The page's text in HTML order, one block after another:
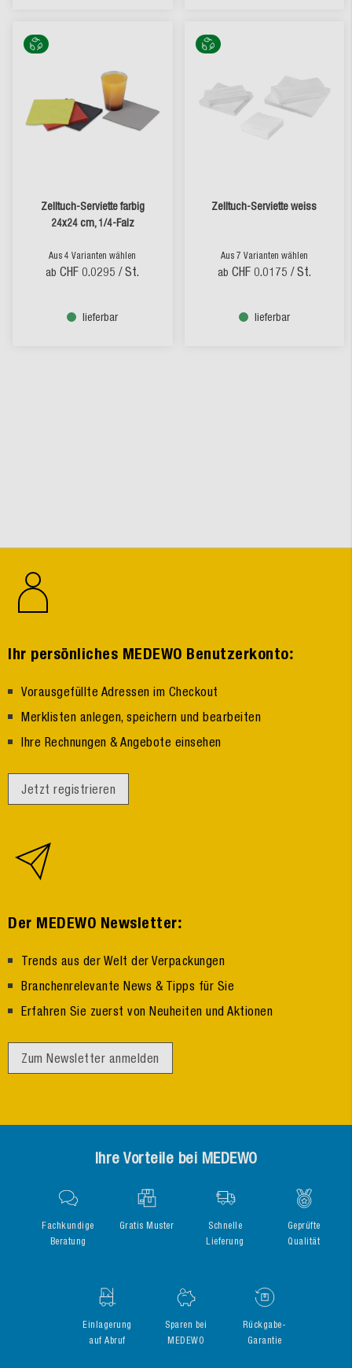
Zelltuch-Serviette farbig
24x24 cm, 1/4-Falz
Aus 4 Varianten wählen
ab CHF 0.0295 / St.
lieferbar
Zelltuch-Serviette weiss
Aus 7 Varianten wählen
ab CHF 0.0175 / St.
lieferbar
Ihr persönliches MEDEWO Benutzerkonto:
Vorausgefüllte Adressen im Checkout
Merklisten anlegen, speichern und bearbeiten
Ihre Rechnungen & Angebote einsehen
Jetzt registrieren
Der MEDEWO Newsletter:
Trends aus der Welt der Verpackungen
Branchenrelevante News & Tipps für Sie
Erfahren Sie zuerst von Neuheiten und Aktionen
Zum Newsletter anmelden
Ihre Vorteile bei MEDEWO
Fachkundige
Beratung
Gratis Muster
Schnelle
Lieferung
Geprüfte
Qualität
Einlagerung
auf Abruf
Sparen bei
MEDEWO
Rückgabe-
Garantie